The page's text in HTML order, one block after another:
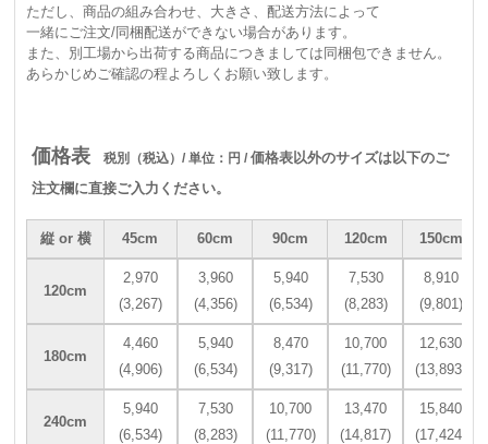
ただし、商品の組み合わせ、大きさ、配送方法によって
一緒にご注文/同梱配送ができない場合があります。
また、別工場から出荷する商品につきましては同梱包できません。
あらかじめご確認の程よろしくお願い致します。
価格表 税別（税込）/ 単位：円 /価格表以外のサイズは以下のご
注文欄に直接ご入力ください。
縦 or 横
120cm
180cm
240cm
45cm
2,970
(3,267)
4,460
(4,906)
5,940
(6,534)
60cm
3,960
(4,356)
5,940
(6,534)
7,530
(8,283)
90cm
5,940
(6,534)
8,470
(9,317)
10,700
(11,770)
120cm
7,530
(8,283)
10,700
(11,770)
13,470
(14,817)
150cm
8,910
(9,801)
12,630
(13,893)
15,840
(17,424)